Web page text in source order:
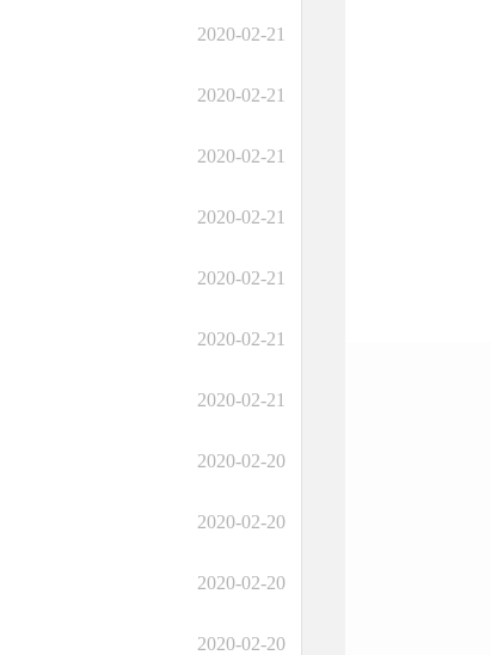
2020-02-21
2020-02-21
2020-02-21
2020-02-21
2020-02-21
2020-02-21
2020-02-21
2020-02-20
2020-02-20
2020-02-20
2020-02-20